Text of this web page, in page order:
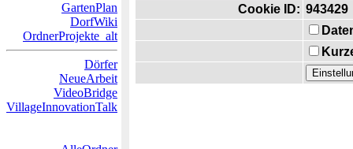
GartenPlan
DorfWiki
OrdnerProjekte_alt
Dörfer
NeueArbeit
VideoBridge
VillageInnovationTalk
Cookie ID: 943429